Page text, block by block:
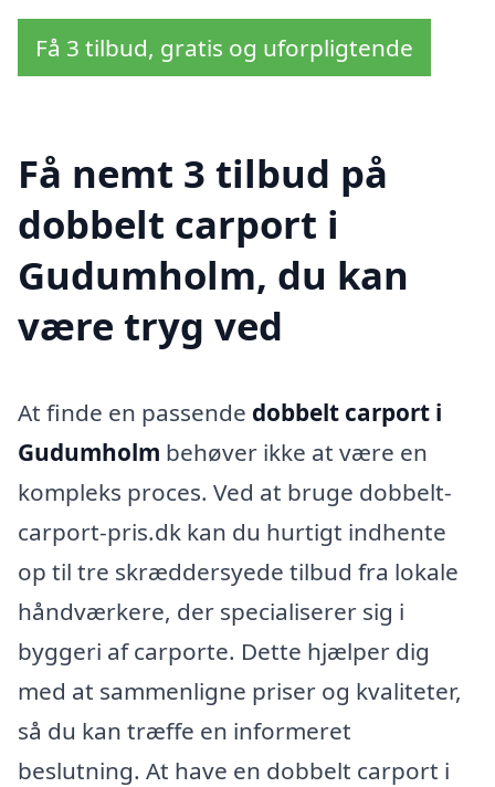
Få 3 tilbud, gratis og uforpligtende
Få nemt 3 tilbud på
dobbelt carport i
Gudumholm, du kan
være tryg ved
At finde en passende dobbelt carport i
Gudumholm behøver ikke at være en
kompleks proces. Ved at bruge dobbelt-
carport-pris.dk kan du hurtigt indhente
op til tre skræddersyede tilbud fra lokale
håndværkere, der specialiserer sig i
byggeri af carporte. Dette hjælper dig
med at sammenligne priser og kvaliteter,
så du kan træffe en informeret
beslutning. At have en dobbelt carport i